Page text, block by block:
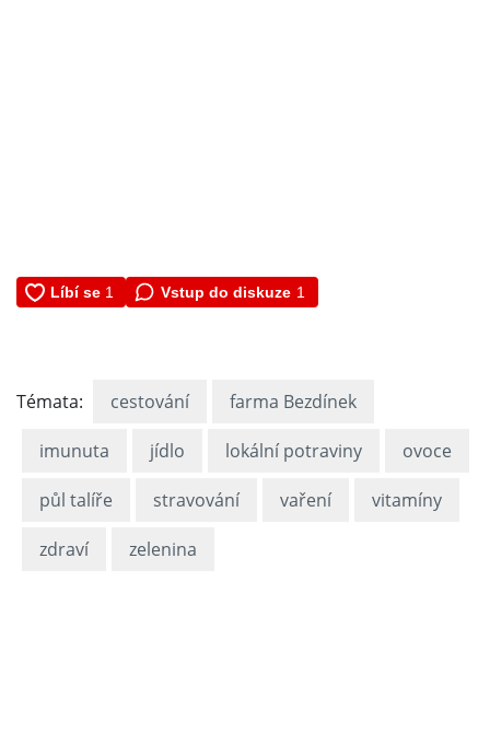
Vstup do diskuze 1
Témata: cestování farma Bezdínek
imunuta jídlo lokální potraviny ovoce
půl talíře stravování vaření vitamíny
zdraví zelenina